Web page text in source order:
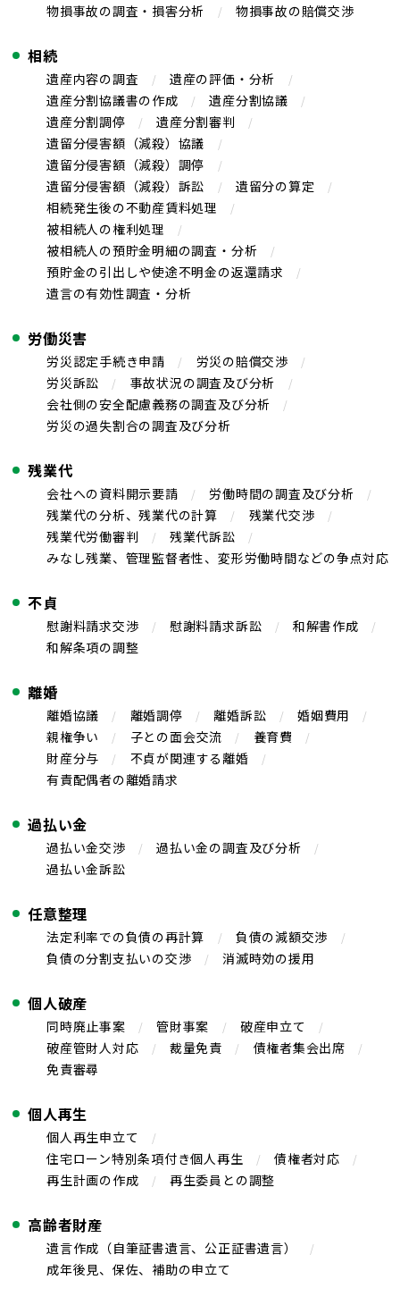
物損事故の調査・損害分析
物損事故の賠償交渉
相続
遺産内容の調査
遺産の評価・分析
遺産分割協議書の作成
遺産分割協議
遺産分割調停
遺産分割審判
遺留分侵害額（減殺）協議
遺留分侵害額（減殺）調停
遺留分侵害額（減殺）訴訟
遺留分の算定
相続発生後の不動産賃料処理
被相続人の権利処理
被相続人の預貯金明細の調査・分析
預貯金の引出しや使途不明金の返還請求
遺言の有効性調査・分析
労働災害
労災認定手続き申請
労災の賠償交渉
労災訴訟
事故状況の調査及び分析
会社側の安全配慮義務の調査及び分析
労災の過失割合の調査及び分析
残業代
会社への資料開示要請
労働時間の調査及び分析
残業代の分析、残業代の計算
残業代交渉
残業代労働審判
残業代訴訟
みなし残業、管理監督者性、変形労働時間などの争点対応
不貞
慰謝料請求交渉 慰謝料請求訴訟
和解書作成
和解条項の調整
離婚
離婚協議 離婚調停 離婚訴訟
婚姻費用
親権争い
子との面会交流
養育費
財産分与
不貞が関連する離婚
有責配偶者の離婚請求
過払い金
過払い金交渉
過払い金の調査及び分析
過払い金訴訟
任意整理
法定利率での負債の再計算
負債の減額交渉
負債の分割支払いの交渉
消滅時効の援用
個人破産
同時廃止事案 管財事案
破産申立て
破産管財人対応
裁量免責
債権者集会出席
免責審尋
個人再生
個人再生申立て
住宅ローン特別条項付き個人再生
債権者対応
再生計画の作成
再生委員との調整
高齢者財産
遺言作成（自筆証書遺言、公正証書遺言）
成年後見、保佐、補助の申立て